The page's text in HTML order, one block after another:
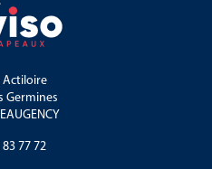
Actiloire
Germines
77 72